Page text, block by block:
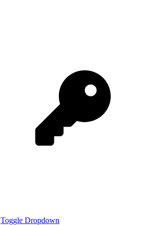
Toggle Dropdown